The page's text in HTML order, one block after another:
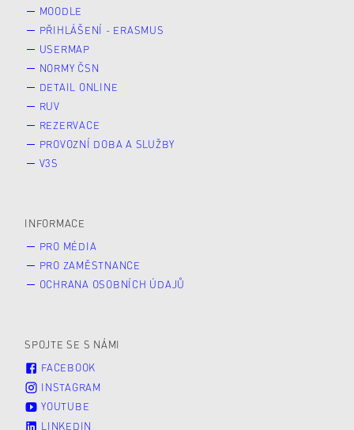
MOODLE
PŘIHLÁŠENÍ - ERASMUS
USERMAP
NORMY ČSN
DETAIL ONLINE
RUV
REZERVACE
PROVOZNÍ DOBA A SLUŽBY
V3S
INFORMACE
PRO MÉDIA
PRO ZAMĚSTNANCE
OCHRANA OSOBNÍCH ÚDAJŮ
SPOJTE SE S NÁMI
FACEBOOK
INSTAGRAM
YOUTUBE
LINKEDIN